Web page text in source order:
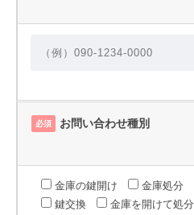
必須 お問い合わせ種別
金庫の鍵開け 金庫処分
鍵交換
金庫を開けて処分